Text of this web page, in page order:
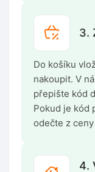
3.
Do košíku
nakoupit. V
přepište kód
Pokud je kód
odečte z
4.